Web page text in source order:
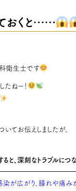
おくと……
科衛生士です
たねー！
てお伝えしましたが、
、深刻なトラブルにつ
染が広がり、腫れや痛み